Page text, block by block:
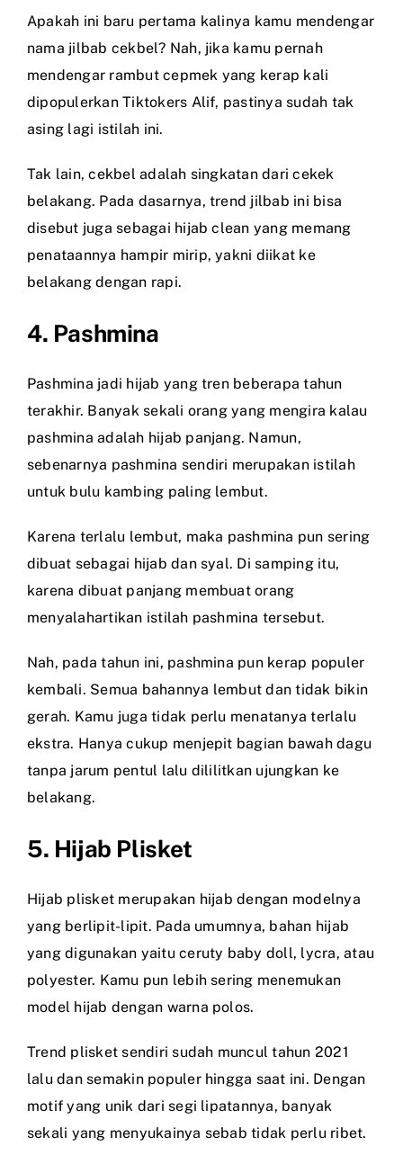
Apakah ini baru pertama kalinya kamu mendengar
nama jilbab cekbel? Nah, jika kamu pernah
mendengar rambut cepmek yang kerap kali
dipopulerkan Tiktokers Alif, pastinya sudah tak
asing lagi istilah ini.
Tak lain, cekbel adalah singkatan dari cekek
belakang. Pada dasarnya, trend jilbab ini bisa
disebut juga sebagai hijab clean yang memang
penataannya hampir mirip, yakni diikat ke
belakang dengan rapi.
4. Pashmina
Pashmina jadi hijab yang tren beberapa tahun
terakhir. Banyak sekali orang yang mengira kalau
pashmina adalah hijab panjang. Namun,
sebenarnya pashmina sendiri merupakan istilah
untuk bulu kambing paling lembut.
Karena terlalu lembut, maka pashmina pun sering
dibuat sebagai hijab dan syal. Di samping itu,
karena dibuat panjang membuat orang
menyalahartikan istilah pashmina tersebut.
Nah, pada tahun ini, pashmina pun kerap populer
kembali. Semua bahannya lembut dan tidak bikin
gerah. Kamu juga tidak perlu menatanya terlalu
ekstra. Hanya cukup menjepit bagian bawah dagu
tanpa jarum pentul lalu dililitkan ujungkan ke
belakang.
5. Hijab Plisket
Hijab plisket merupakan hijab dengan modelnya
yang berlipit-lipit. Pada umumnya, bahan hijab
yang digunakan yaitu ceruty baby doll, lycra, atau
polyester. Kamu pun lebih sering menemukan
model hijab dengan warna polos.
Trend plisket sendiri sudah muncul tahun 2021
lalu dan semakin populer hingga saat ini. Dengan
motif yang unik dari segi lipatannya, banyak
sekali yang menyukainya sebab tidak perlu ribet.